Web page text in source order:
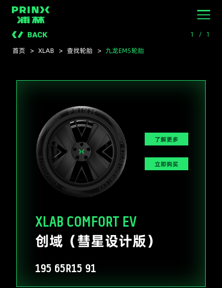
1 / 1
首页
> XLAB > 查找轮胎 > 九龙EM5轮胎
了解更多
立即购买
XLAB COMFORT EV
创域（彗星设计版）
195 65R15 91